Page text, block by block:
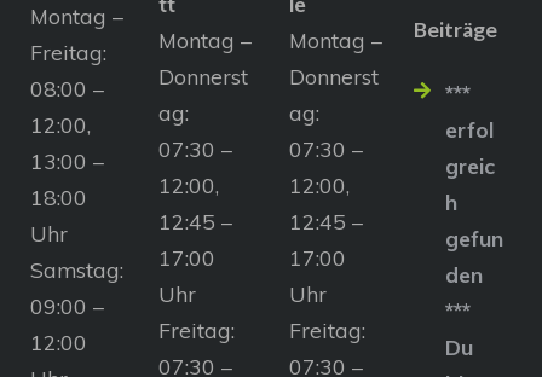
Montag –
Freitag:
08:00 –
12:00,
13:00 –
18:00
Uhr
Samstag:
09:00 –
12:00
Montag –
Donnerst
ag:
07:30 –
12:00,
12:45 –
17:00
Uhr
Freitag:
07:30 –
Montag –
Donnerst
ag:
07:30 –
12:00,
12:45 –
17:00
Uhr
Freitag:
07:30 –
Beiträge
***
erfol
greic
h
gefun
den
***
Du